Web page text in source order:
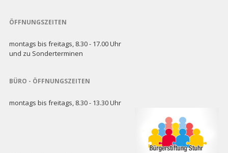
ÖFFNUNGSZEITEN
montags bis freitags, 8.30 - 17.00 Uhr
und zu Sonderterminen
BÜRO - ÖFFNUNGSZEITEN
montags bis freitags, 8.30 - 13.30 Uhr